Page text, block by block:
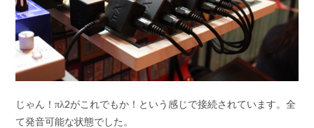
じゃん！πλ2がこれでもか！という感じで接続されています。全
て発音可能な状態でした。